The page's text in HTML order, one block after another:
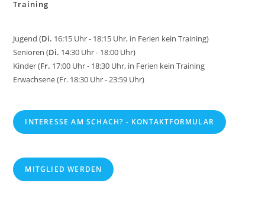
w
s
Training
Jugend (Di. 16:15 Uhr - 18:15 Uhr, in Ferien kein Training)
Senioren (Di. 14:30 Uhr - 18:00 Uhr)
Kinder (Fr. 17:00 Uhr - 18:30 Uhr, in Ferien kein Training
Erwachsene (Fr. 18:30 Uhr - 23:59 Uhr)
INTERESSE AM SCHACH? - KONTAKTFORMULAR
MITGLIED WERDEN